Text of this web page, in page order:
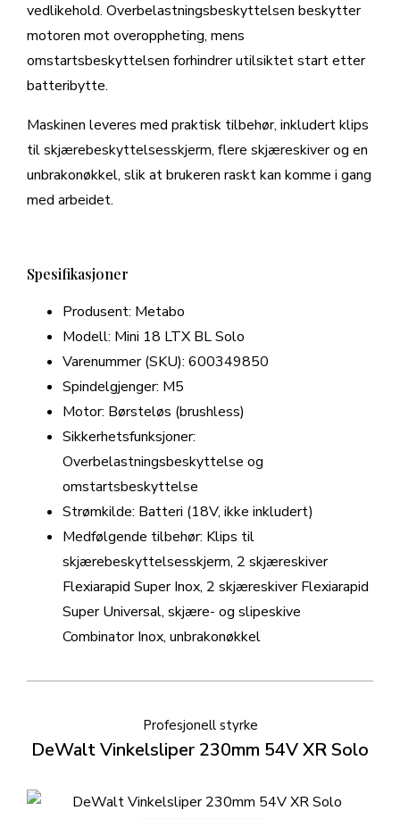
vedlikehold. Overbelastningsbeskyttelsen beskytter
motoren mot overoppheting, mens
omstartsbeskyttelsen forhindrer utilsiktet start etter
batteribytte.
Maskinen leveres med praktisk tilbehør, inkludert klips
til skjærebeskyttelsesskjerm, flere skjæreskiver og en
unbrakonøkkel, slik at brukeren raskt kan komme i gang
med arbeidet.
Spesifikasjoner
Produsent: Metabo
Modell: Mini 18 LTX BL Solo
Varenummer (SKU): 600349850
Spindelgjenger: M5
Motor: Børsteløs (brushless)
Sikkerhetsfunksjoner:
Overbelastningsbeskyttelse og
omstartsbeskyttelse
Strømkilde: Batteri (18V, ikke inkludert)
Medfølgende tilbehør: Klips til
skjærebeskyttelsesskjerm, 2 skjæreskiver
Flexiarapid Super Inox, 2 skjæreskiver Flexiarapid
Super Universal, skjære- og slipeskive
Combinator Inox, unbrakonøkkel
Profesjonell styrke
DeWalt Vinkelsliper 230mm 54V XR Solo